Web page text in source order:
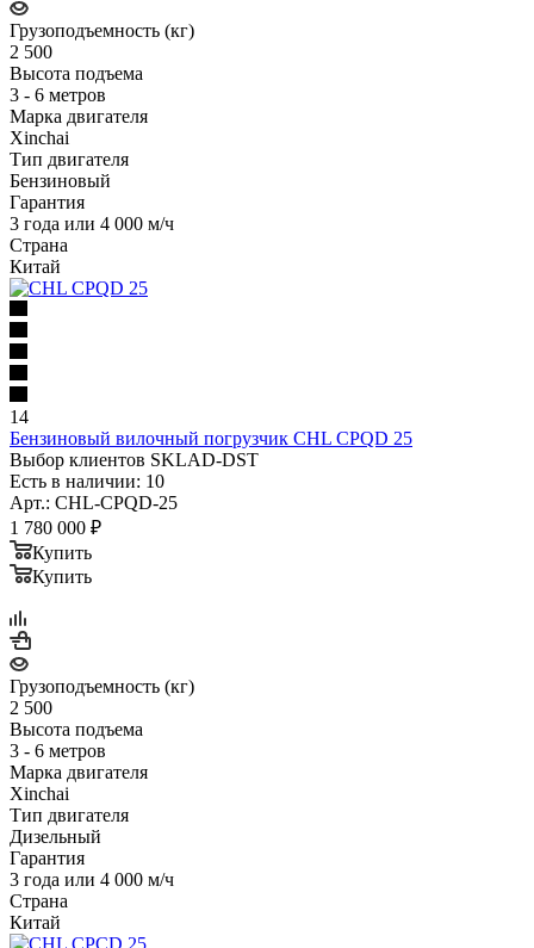
Грузоподъемность (кг)
2 500
Высота подъема
3 - 6 метров
Марка двигателя
Xinchai
Тип двигателя
Бензиновый
Гарантия
3 года или 4 000 м/ч
Страна
Китай
14
Бензиновый вилочный погрузчик CHL CPQD 25
Выбор клиентов SKLAD-DST
Есть в наличии: 10
Арт.: CHL-CPQD-25
1 780 000 ₽
Купить
Купить
Грузоподъемность (кг)
2 500
Высота подъема
3 - 6 метров
Марка двигателя
Xinchai
Тип двигателя
Дизельный
Гарантия
3 года или 4 000 м/ч
Страна
Китай